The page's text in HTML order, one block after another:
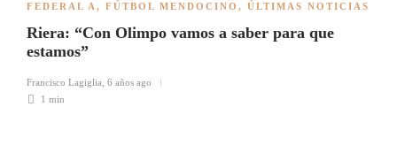
FEDERAL A , FÚTBOL MENDOCINO , ÚLTIMAS NOTICIAS
Riera: “Con Olimpo vamos a saber para que
estamos”
Francisco Lagiglia 6 años ago
1 min